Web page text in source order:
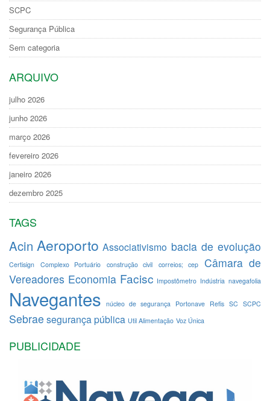
SCPC
Segurança Pública
Sem categoria
ARQUIVO
julho 2026
junho 2026
março 2026
fevereiro 2026
janeiro 2026
dezembro 2025
TAGS
Acin Aeroporto Associativismo bacia de evolução
Certisign Complexo Portuário construção civil correios; cep
Câmara de
Vereadores Economia Facisc Impostômetro Indústria navegafolia
Navegantes núcleo de segurança Portonave Refis SC SCPC
Sebrae segurança pública Util Alimentação Voz Única
PUBLICIDADE